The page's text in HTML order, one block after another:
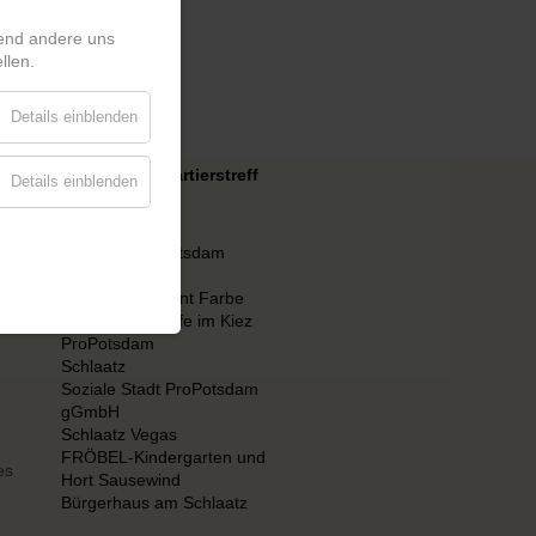
Ehrenamt in Potsdam
Potsdam bekennt Farbe
Potsdamer Köpfe im Kiez
ProPotsdam
Schlaatz
Soziale Stadt ProPotsdam
gGmbH
Schlaatz Vegas
FRÖBEL-Kindergarten und
Hort Sausewind
Bürgerhaus am Schlaatz
andere uns
Details einblenden
Details einblenden